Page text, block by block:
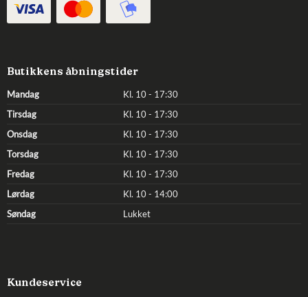
Butikkens åbningstider
Mandag
Kl. 10 - 17:30
Tirsdag
Kl. 10 - 17:30
Onsdag
Kl. 10 - 17:30
Torsdag
Kl. 10 - 17:30
Fredag
Kl. 10 - 17:30
Lørdag
Kl. 10 - 14:00
Søndag
Lukket
Kundeservice